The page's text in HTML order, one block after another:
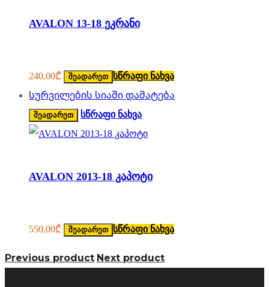
AVALON 13-18 ეკრანი
240,00₾ შეადარეთ სწრაფი ნახვა
Სურვილების სიაში დამატება
შეადარეთ სწრაფი ნახვა
AVALON 2013-18 კაპოტი
550,00₾ შეადარეთ სწრაფი ნახვა
Previous product Next product